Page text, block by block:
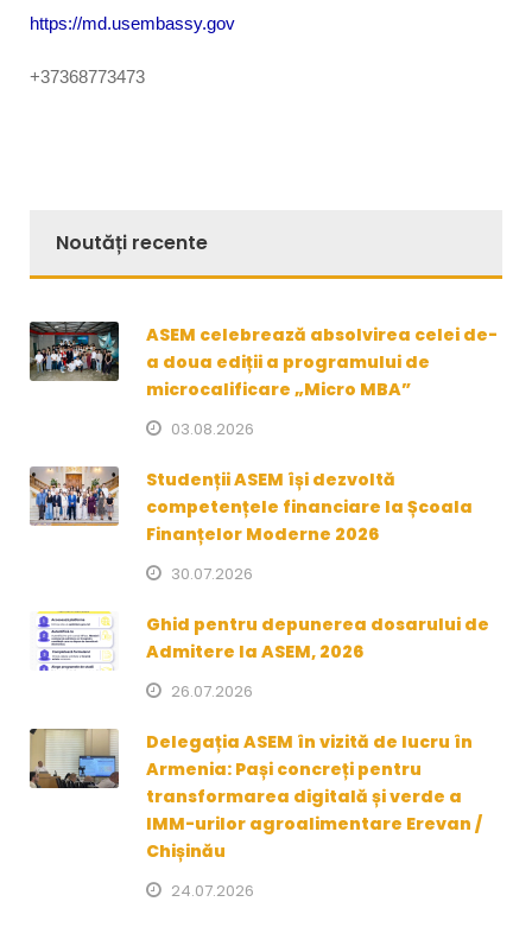
https://md.usembassy.gov
+37368773473
Noutăți recente
ASEM celebrează absolvirea celei de-
a doua ediții a programului de
microcalificare „Micro MBA”
03.08.2026
Studenții ASEM își dezvoltă
competențele financiare la Școala
Finanțelor Moderne 2026
30.07.2026
Ghid pentru depunerea dosarului de
Admitere la ASEM, 2026
26.07.2026
Delegația ASEM în vizită de lucru în
Armenia: Pași concreți pentru
transformarea digitală și verde a
IMM-urilor agroalimentare Erevan /
Chișinău
24.07.2026